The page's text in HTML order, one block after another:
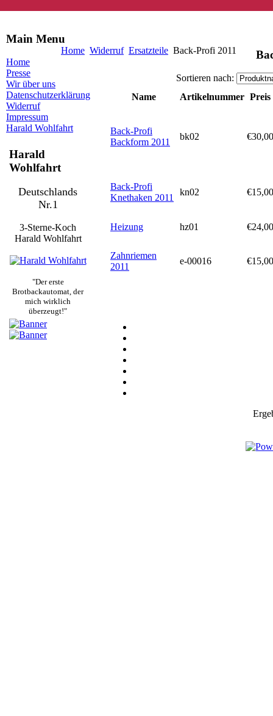
Home Widerruf Ersatzteile Back-Profi 2011
Main Menu
Home
Presse
Wir über uns
Datenschutzerklärung
Widerruf
Impressum
Harald Wohlfahrt
Harald
Wohlfahrt
Deutschlands
Nr.1
3-Sterne-Koch
Harald Wohlfahrt
"Der erste
Brotbackautomat, der
mich wirklich
überzeugt!"
Sortieren nach:
Name
Artikelnummer Preis
Back-Profi
Backform 2011
bk02 €30,00
Back-Profi
Knethaken 2011
kn02 €15,00
Heizung hz01 €24,00
Zahnriemen
2011
e-00016 €15,00